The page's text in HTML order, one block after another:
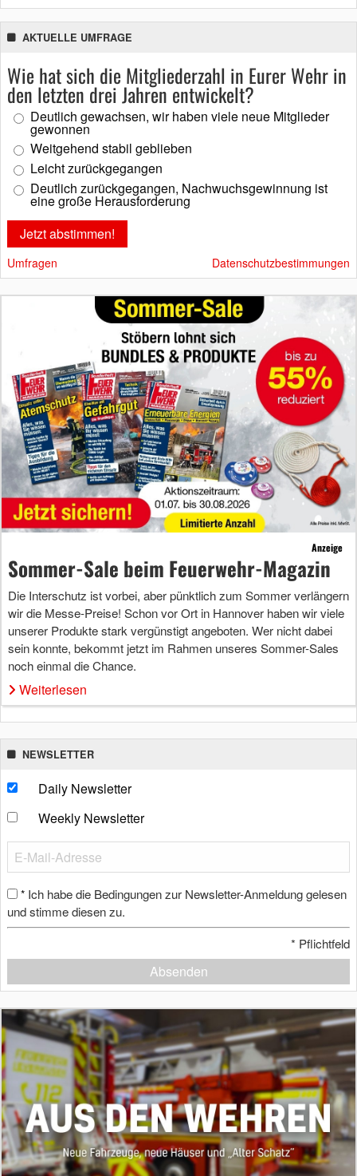
AKTUELLE UMFRAGE
Wie hat sich die Mitgliederzahl in Eurer Wehr in
den letzten drei Jahren entwickelt?
Deutlich gewachsen, wir haben viele neue Mitglieder
gewonnen
Weitgehend stabil geblieben
Leicht zurückgegangen
Deutlich zurückgegangen, Nachwuchsgewinnung ist
eine große Herausforderung
Umfragen Datenschutzbestimmungen
Anzeige
Sommer-Sale beim Feuerwehr-Magazin
Die Interschutz ist vorbei, aber pünktlich zum Sommer verlängern
wir die Messe-Preise! Schon vor Ort in Hannover haben wir viele
unserer Produkte stark vergünstigt angeboten. Wer nicht dabei
sein konnte, bekommt jetzt im Rahmen unseres Sommer-Sales
noch einmal die Chance.
Weiterlesen
NEWSLETTER
Daily Newsletter
Weekly Newsletter
* Ich habe die Bedingungen zur Newsletter-Anmeldung gelesen
und stimme diesen zu.
* Pflichtfeld
Absenden